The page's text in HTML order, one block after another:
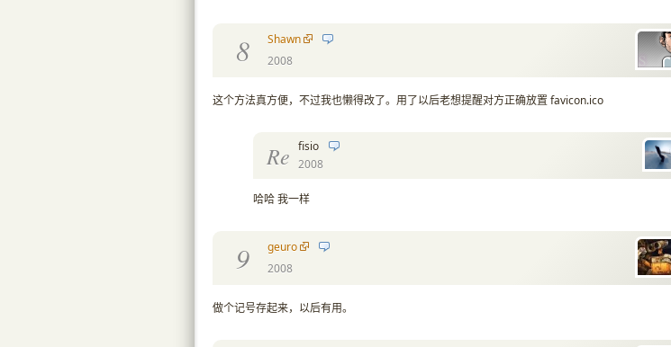
8
Shawn
2008
这个方法真方便，不过我也懒得改了。用了以后老想提醒对方正确放置 favicon.ico
Re fisio
2008
哈哈 我一样
9
geuro
2008
做个记号存起来，以后有用。